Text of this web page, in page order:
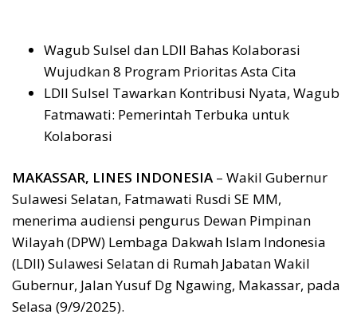
Wagub Sulsel dan LDII Bahas Kolaborasi
Wujudkan 8 Program Prioritas Asta Cita
LDII Sulsel Tawarkan Kontribusi Nyata, Wagub
Fatmawati: Pemerintah Terbuka untuk
Kolaborasi
MAKASSAR, LINES INDONESIA – Wakil Gubernur
Sulawesi Selatan, Fatmawati Rusdi SE MM,
menerima audiensi pengurus Dewan Pimpinan
Wilayah (DPW) Lembaga Dakwah Islam Indonesia
(LDII) Sulawesi Selatan di Rumah Jabatan Wakil
Gubernur, Jalan Yusuf Dg Ngawing, Makassar, pada
Selasa (9/9/2025).